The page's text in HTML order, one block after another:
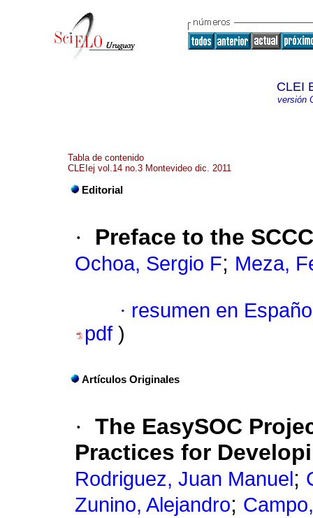
CLEI
versión
Tabla de contenido
CLEIej vol.14 no.3 Montevideo dic. 2011
Editorial
· Preface to the
Ochoa, Sergio F; Meza,
· resumen en
pdf )
Artículos Originales
· The EasySOC
Practices for
Rodriguez, Juan Manuel ;
Zunino, Alejandro;